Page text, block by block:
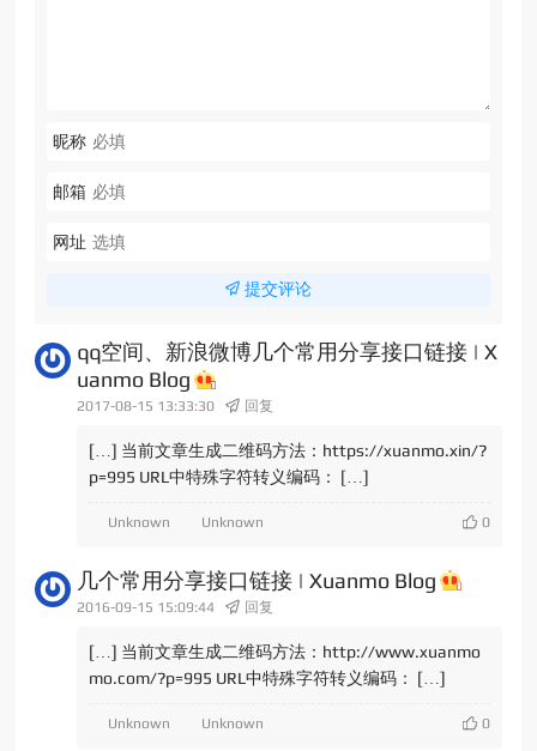
昵称
邮箱
网址
提交评论
qq空间、新浪微博几个常用分享接口链接 | X
uanmo Blog
2017-08-15 13:33:30 回复
[…] 当前文章生成二维码方法：https://xuanmo.xin/?
p=995 URL中特殊字符转义编码： […]
Unknown Unknown 0
几个常用分享接口链接 | Xuanmo Blog
2016-09-15 15:09:44 回复
[…] 当前文章生成二维码方法：http://www.xuanmo
mo.com/?p=995 URL中特殊字符转义编码： […]
Unknown Unknown 0